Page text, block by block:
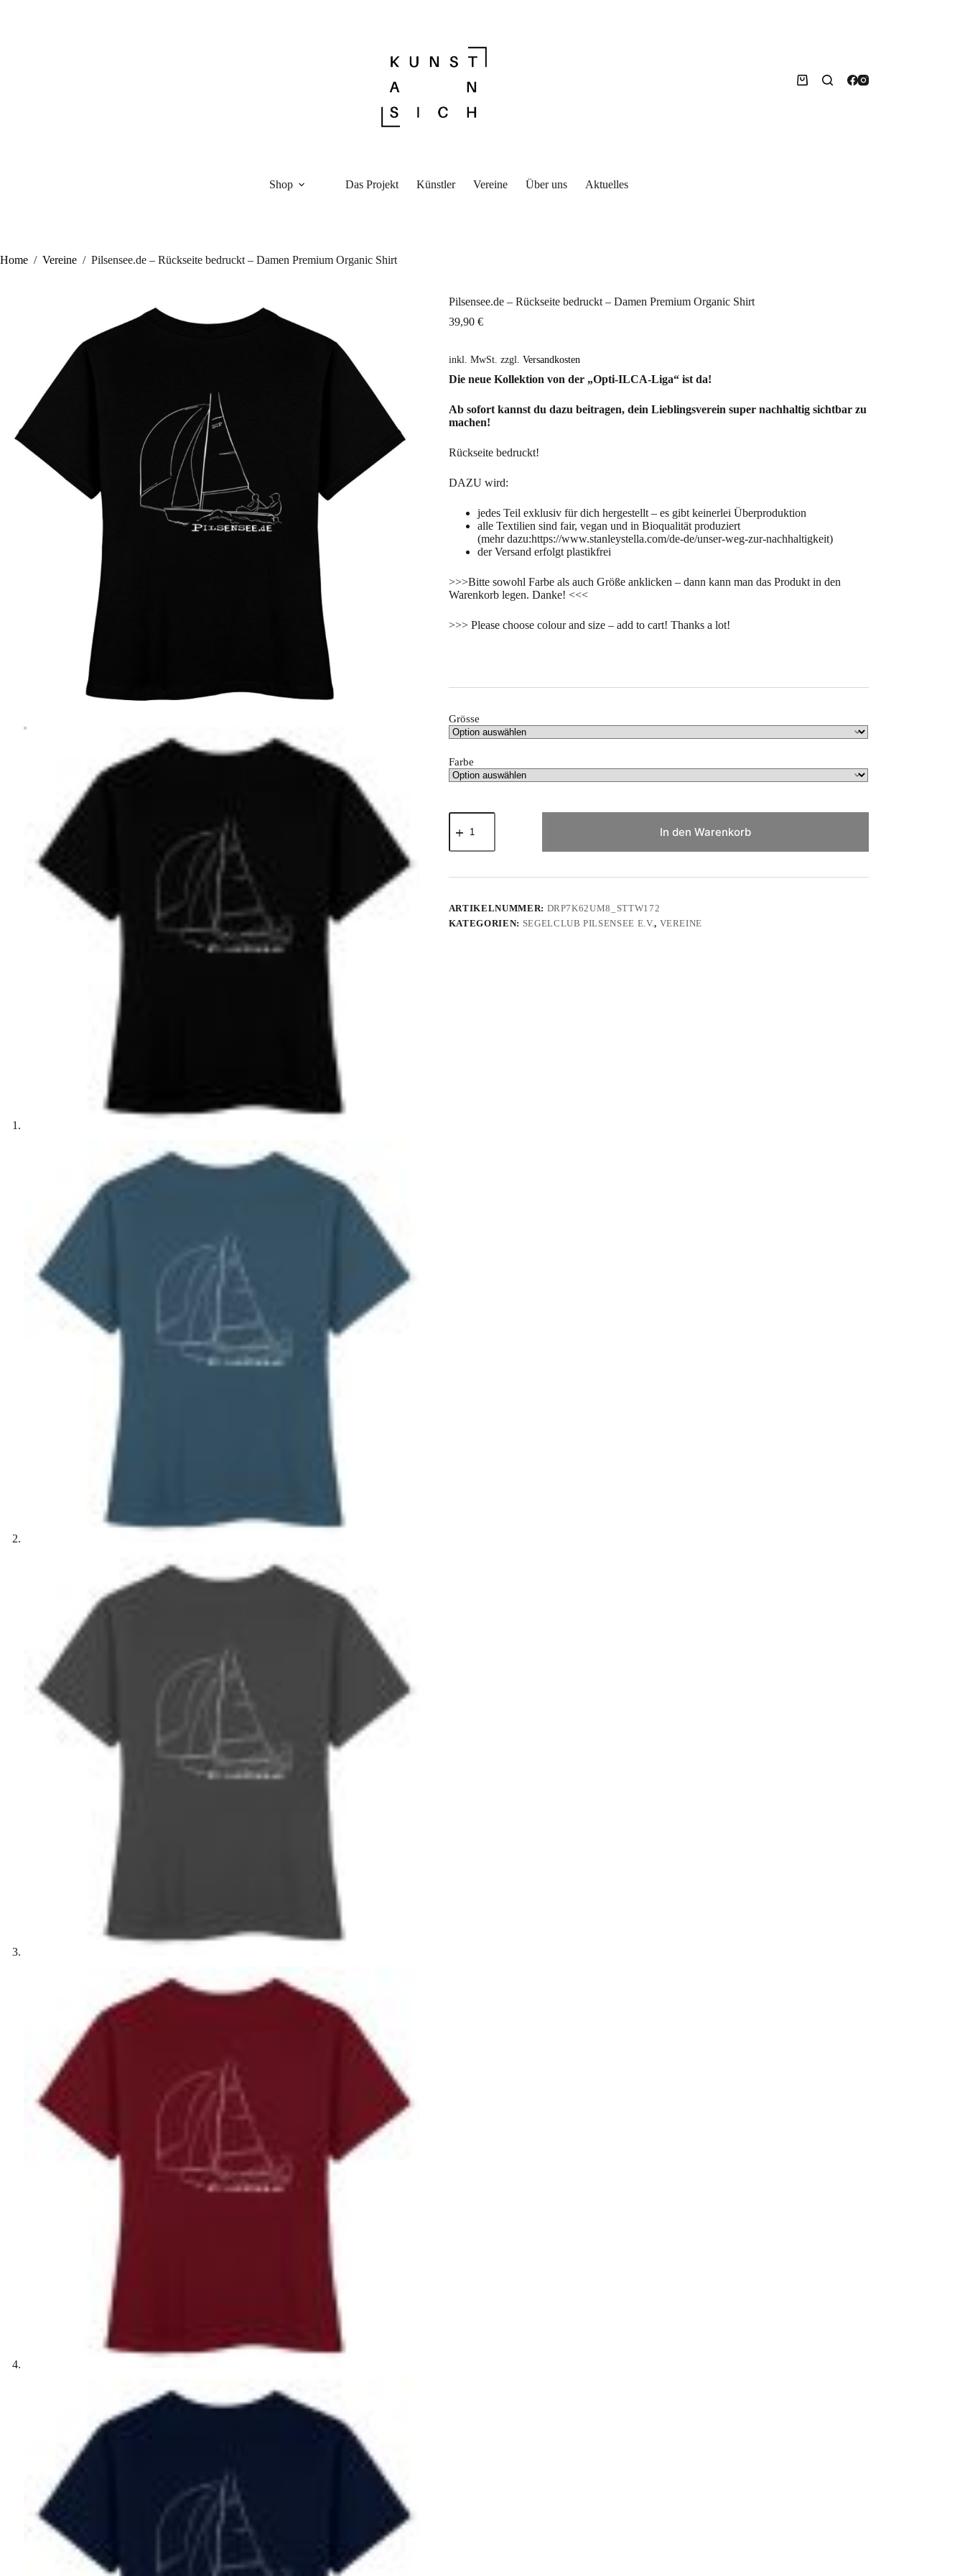
Warenkorb
Shop Das Projekt Künstler Vereine Über uns Aktuelles
Home / Vereine / Pilsensee.de – Rückseite bedruckt – Damen Premium Organic Shirt
Pilsensee.de – Rückseite bedruckt – Damen Premium Organic Shirt
39,90 €
inkl. MwSt. zzgl. Versandkosten
Die neue Kollektion von der „Opti-ILCA-Liga“ ist da!
Ab sofort kannst du dazu beitragen, dein Lieblingsverein super nachhaltig sichtbar zu
machen!
Rückseite bedruckt!
DAZU wird:
jedes Teil exklusiv für dich hergestellt – es gibt keinerlei Überproduktion
alle Textilien sind fair, vegan und in Bioqualität produziert
(mehr dazu:https://www.stanleystella.com/de-de/unser-weg-zur-nachhaltigkeit)
der Versand erfolgt plastikfrei
>>>Bitte sowohl Farbe als auch Größe anklicken – dann kann man das Produkt in den
Warenkorb legen. Danke! <<<
>>> Please choose colour and size – add to cart! Thanks a lot!
Grösse
Farbe
Pilsensee.de
bedruckt
Damen
Organic
Shirt
Menge
In den Warenkorb
ARTIKELNUMMER: DRP7K62UM8_STTW172
KATEGORIEN: SEGELCLUB PILSENSEE E.V., VEREINE